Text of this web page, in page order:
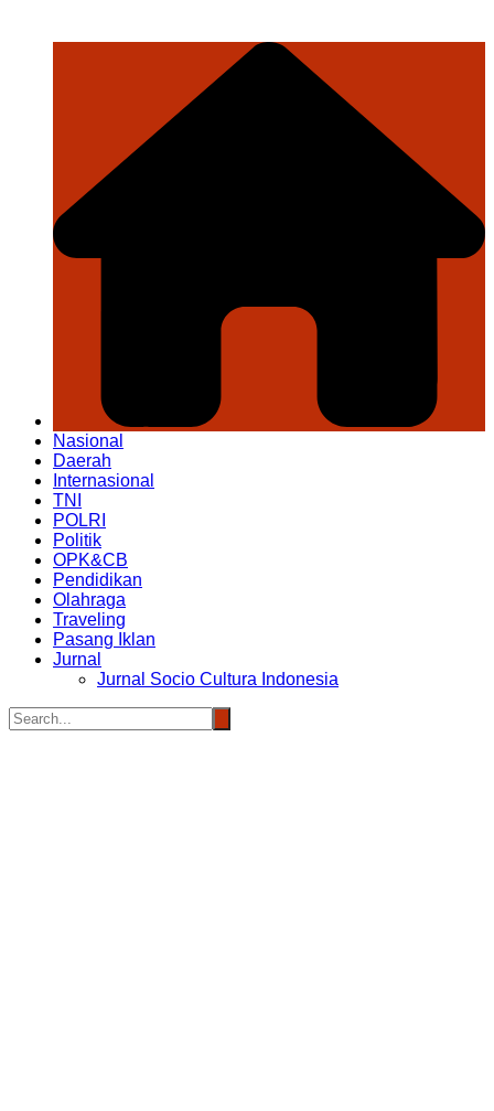
Nasional
Daerah
Internasional
TNI
POLRI
Politik
OPK&CB
Pendidikan
Olahraga
Traveling
Pasang Iklan
Jurnal
Jurnal Socio Cultura Indonesia